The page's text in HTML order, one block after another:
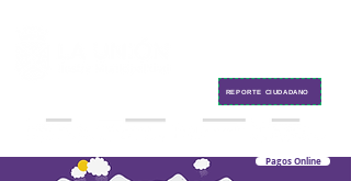
Pagos Online
REPORTE CIUDADANO